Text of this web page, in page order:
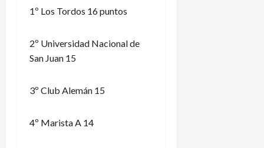
1º Los Tordos 16 puntos
2º Universidad Nacional de
San Juan 15
3º Club Alemán 15
4º Marista A 14